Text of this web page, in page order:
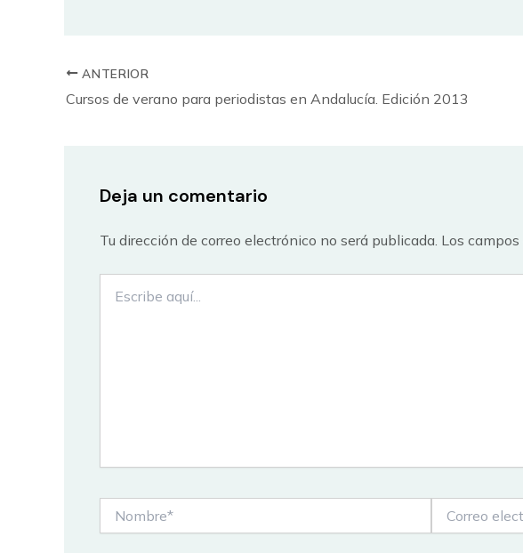
ANTERIOR
Cursos de verano para periodistas en Andalucía. Edición 2013
Deja un comentario
Tu dirección de correo electrónico no será publicada. Los
aquí...
electrónico*